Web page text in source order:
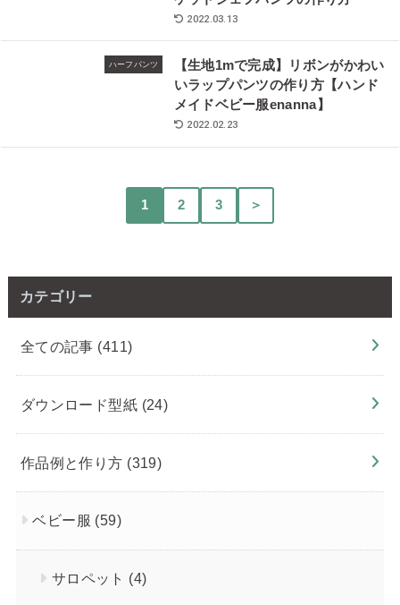
2022.03.13
ハーフパンツ
【生地1mで完成】リボンがかわい
いラップパンツの作り方【ハンド
メイドベビー服enanna】
2022.02.23
1 2 3 ＞
カテゴリー
全ての記事 (411)
ダウンロード型紙 (24)
作品例と作り方 (319)
ベビー服 (59)
サロペット (4)